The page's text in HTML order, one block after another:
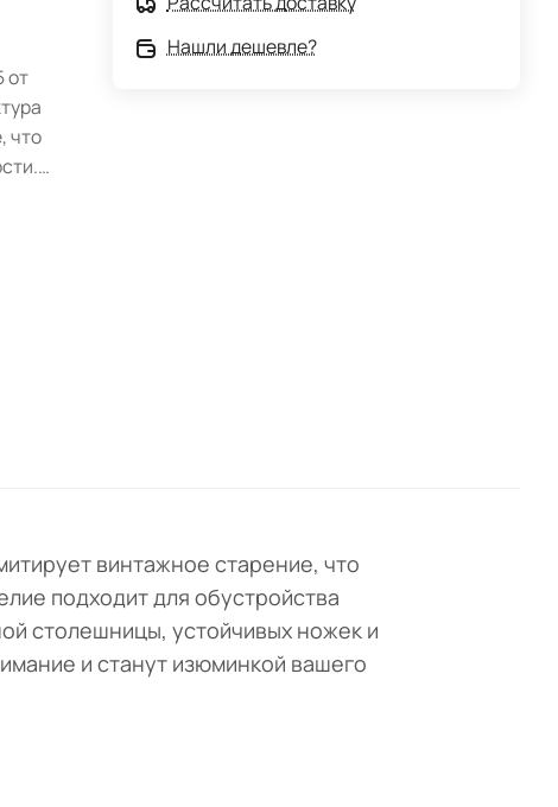
от
что
из
Нашли дешевле?
винтажное старение, что
подходит для обустройства
столешницы, устойчивых ножек и
и станут изюминкой вашего